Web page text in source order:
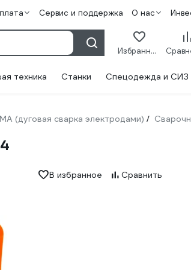
Сервис и поддержка О нас
Избранное
техника Станки Спецодежда и СИЗ
(дуговая сварка электродами) /
В избранное Сравнить